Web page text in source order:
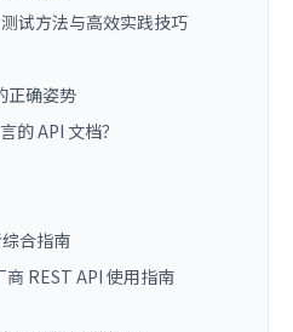
试方法与高效实践技巧
正确姿势
的 API 文档？
合指南
REST API 使用指南